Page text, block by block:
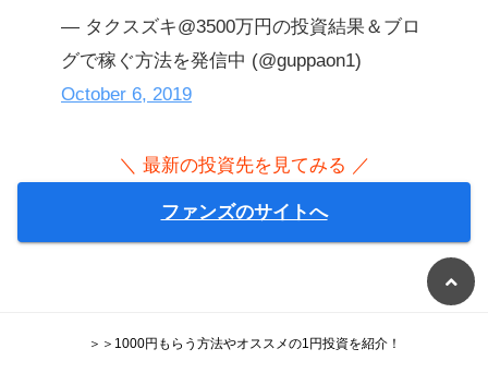
— タクスズキ@3500万円の投資結果＆ブロ
グで稼ぐ方法を発信中 (@guppaon1)
October 6, 2019
＼ 最新の投資先を見てみる ／
ファンズのサイトへ
デメリットよりメリットの方が大きい
＞＞1000円もらう方法やオススメの1円投資を紹介！